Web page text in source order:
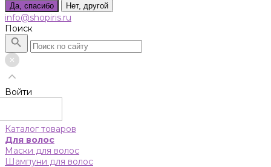
Да, спасибо Нет, другой
info@shopiris.ru
Поиск
Войти
Каталог товаров
Для волос
Маски для волос
Шампуни для волос